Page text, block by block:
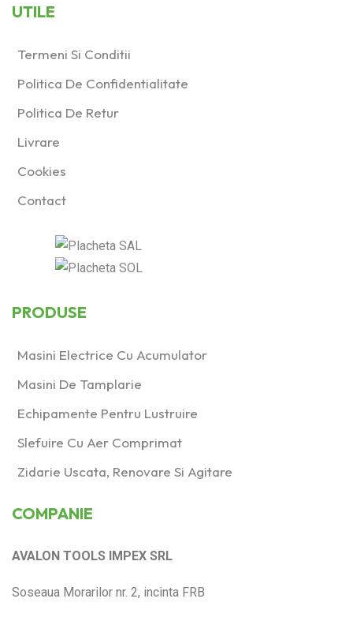
UTILE
Termeni Si Conditii
Politica De Confidentialitate
Politica De Retur
Livrare
Cookies
Contact
PRODUSE
Masini Electrice Cu Acumulator
Masini De Tamplarie
Echipamente Pentru Lustruire
Slefuire Cu Aer Comprimat
Zidarie Uscata, Renovare Si Agitare
COMPANIE
AVALON TOOLS IMPEX SRL
Soseaua Morarilor nr. 2, incinta FRB